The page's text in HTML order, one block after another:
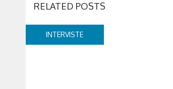
RELATED POSTS
INTERVISTE